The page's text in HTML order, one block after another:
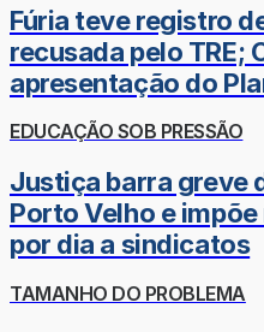
Fúria teve registro
recusada pelo TRE;
apresentação do
EDUCAÇÃO SOB PRESSÃO
Justiça barra greve
Porto Velho e
por dia a sindicatos
TAMANHO DO PROBLEMA